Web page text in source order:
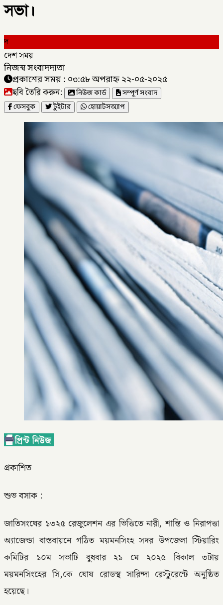
সভা।
দ
দেশ সময়
নিজস্ব সংবাদদাতা
প্রকাশের সময় : ০৩:৫৮ অপরাহ্ন ২২-০৫-২০২৫
ছবি তৈরি করুন: নিউজ কার্ড
সম্পূর্ণ সংবাদ
ফেসবুক
টুইটার হোয়াটসঅ্যাপ
প্রকাশিত
শুভ বসাক :
জাতিসংঘের ১৩২৫ রেজুলেশন এর ভিত্তিতে নারী, শান্তি ও নিরাপত্তা
অ্যাজেন্ডা বাস্তবায়নে গঠিত ময়মনসিংহ সদর উপজেলা স্টিয়ারিং
কমিটির ১০ম সভাটি বুধবার ২১ মে ২০২৫ বিকাল ৩টায়
ময়মনসিংহের সি,কে ঘোষ রোডস্থ সারিন্দা রেস্টুরেন্টে অনুষ্ঠিত
হয়েছে।